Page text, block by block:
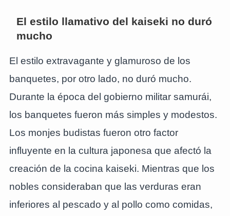
El estilo llamativo del kaiseki no duró
mucho
El estilo extravagante y glamuroso de los
banquetes, por otro lado, no duró mucho.
Durante la época del gobierno militar samurái,
los banquetes fueron más simples y modestos.
Los monjes budistas fueron otro factor
influyente en la cultura japonesa que afectó la
creación de la cocina kaiseki. Mientras que los
nobles consideraban que las verduras eran
inferiores al pescado y al pollo como comidas,